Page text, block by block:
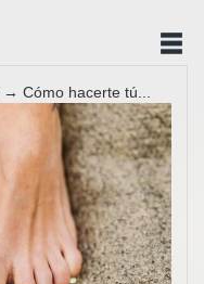
→ Cómo hacerte tú...